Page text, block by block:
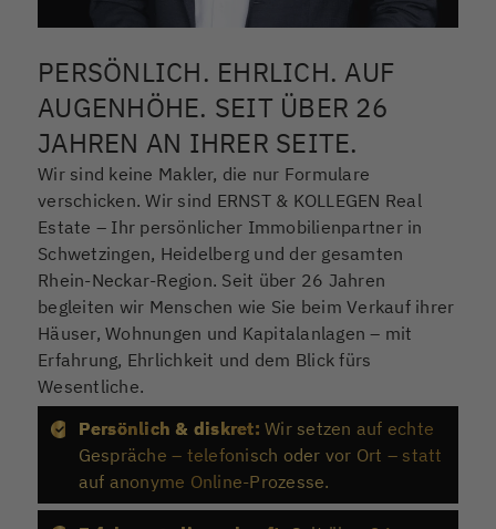
PERSÖNLICH. EHRLICH. AUF
AUGENHÖHE. SEIT ÜBER 26
JAHREN AN IHRER SEITE.
Wir sind keine Makler, die nur Formulare
verschicken. Wir sind ERNST & KOLLEGEN Real
Estate – Ihr persönlicher Immobilienpartner in
Schwetzingen, Heidelberg und der gesamten
Rhein-Neckar-Region. Seit über 26 Jahren
begleiten wir Menschen wie Sie beim Verkauf ihrer
Häuser, Wohnungen und Kapitalanlagen – mit
Erfahrung, Ehrlichkeit und dem Blick fürs
Wesentliche.
Persönlich & diskret: Wir setzen auf echte
Gespräche – telefonisch oder vor Ort – statt
auf anonyme Online-Prozesse.